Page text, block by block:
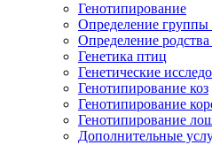
Генотипирование
Определение группы
Определение
Генетика птиц
Генетические
Генотипирование коз
Генотипирование
Генотипирование
Дополнительные